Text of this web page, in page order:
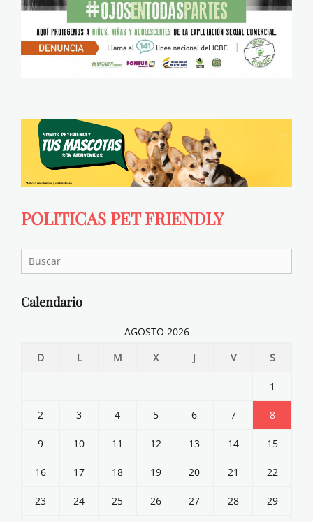
POLITICAS PET FRIENDLY
Search
for:
Calendario
AGOSTO 2026
D
L M X J V S
1
2 3 4 5 6 7 8
9 10 11 12 13 14 15
16 17 18 19 20 21 22
23 24 25 26 27 28 29